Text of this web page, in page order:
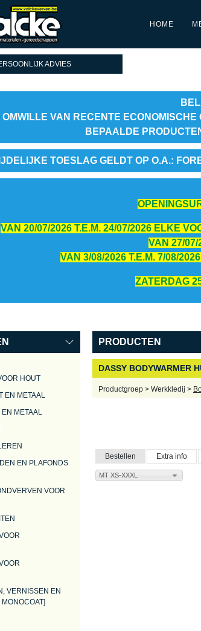
HOME
ADVIES
OMWILLE VAN RECENTE
BEPAALDE
TOESLAG GELDT OP O.A.:
VAN 20/07/2026 T.E.M. 24/07/2026 ELKE
VAN 27/07/
VAN 3/08/2026 T.E.M. 7/08/
ZATERDAG
HOUT
EN METAAL
METAAL
EN PLAFONDS
VOOR
VERNISSEN EN
PRODUCTEN
DASSY BODYWARMER
Productgroep > Werkkledij >
Bestellen Extra info
MT XS-XXXL